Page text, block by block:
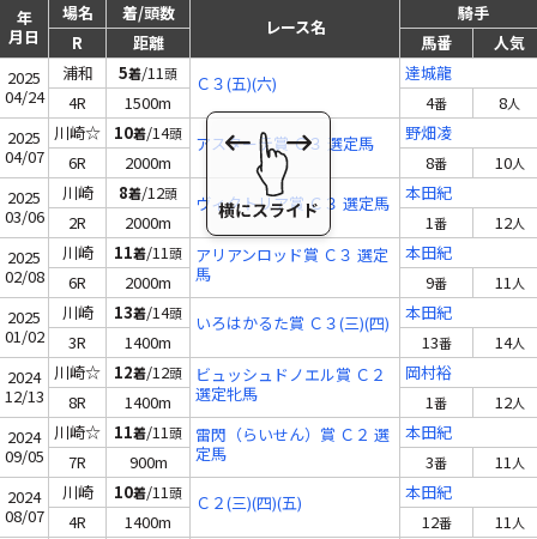
年
月日
場名 着/頭数
レース名
騎手
R
距離 馬番
人気
2025
04/24
浦和 5着/11頭 Ｃ３(五)(六)
達城龍
4R
1500m 4番 8人
2025
04/07
川崎☆ 10着/14頭 アスターテ賞 Ｃ３ 選定馬
野畑凌
6R
2000m 8番 10人
2025
03/06
川崎 8着/12頭 ヴィクトリア賞 Ｃ３ 選定馬
本田紀
2R
2000m 1番 12人
2025
02/08
川崎 11着/11頭
アリアンロッド賞 Ｃ３ 選定
馬
本田紀
6R
2000m 9番 11人
2025
01/02
川崎 13着/14頭 いろはかるた賞 Ｃ３(三)(四)
本田紀
3R
1400m 13番 14人
2024
12/13
川崎☆ 12着/12頭
ビュッシュドノエル賞 Ｃ２
選定牝馬
岡村裕
8R
1400m 1番 12人
2024
09/05
川崎☆ 11着/11頭
雷閃（らいせん）賞 Ｃ２ 選
定馬
本田紀
7R
900m 3番 11人
2024
08/07
川崎 10着/11頭 Ｃ２(三)(四)(五)
本田紀
4R
1400m 12番 11人